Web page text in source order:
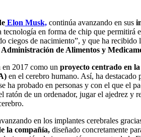
Elon Musk, continúa avanzando en sus
tecnología en forma de chip que permitirá
ciegos de nacimiento”, y que ha
Administración de Alimentos y
2017 como un proyecto centrado en
en el cerebro humano. Así, ha destacado
ha probado en personas y con el que el
ratón de un ordenador, jugar el ajedrez y
en los implantes cerebrales
la compañía, diseñado concretamente